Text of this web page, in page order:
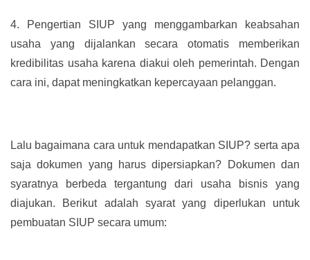
4.
Pengertian SIUP yang menggambarkan keabsahan
usaha yang dijalankan secara otomatis memberikan
kredibilitas usaha karena diakui oleh pemerintah. Dengan
cara ini, dapat meningkatkan kepercayaan pelanggan.
Lalu bagaimana cara untuk mendapatkan SIUP? serta apa
saja dokumen yang harus dipersiapkan? Dokumen dan
syaratnya berbeda tergantung dari usaha bisnis yang
diajukan. Berikut adalah syarat yang diperlukan untuk
pembuatan SIUP secara umum: